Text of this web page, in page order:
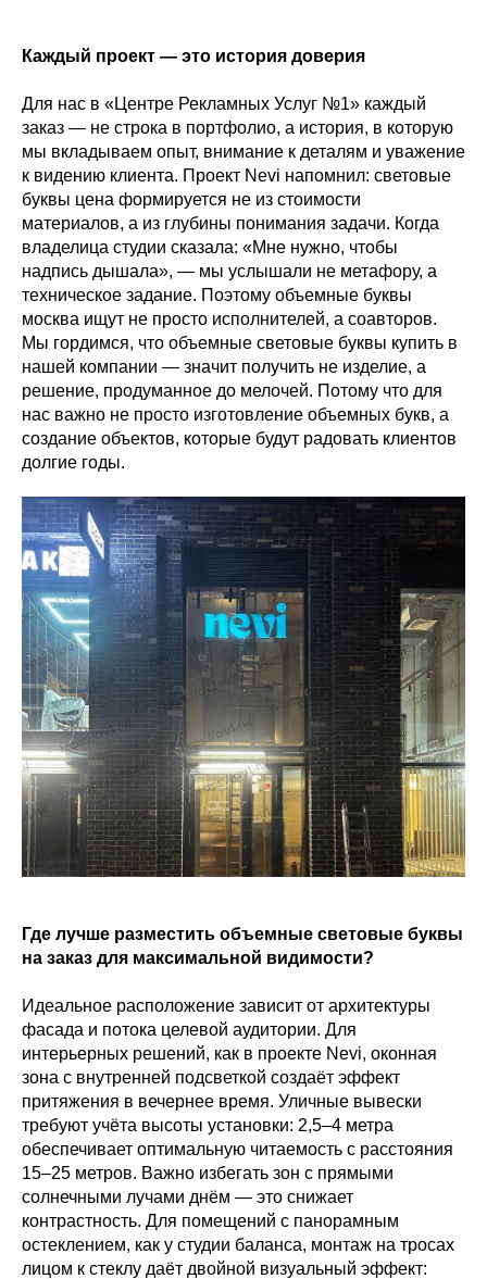
Каждый проект — это история доверия
Для нас в «Центре Рекламных Услуг №1» каждый
заказ — не строка в портфолио, а история, в которую
мы вкладываем опыт, внимание к деталям и уважение
к видению клиента. Проект Nevi напомнил: световые
буквы цена формируется не из стоимости
материалов, а из глубины понимания задачи. Когда
владелица студии сказала: «Мне нужно, чтобы
надпись дышала», — мы услышали не метафору, а
техническое задание. Поэтому объемные буквы
москва ищут не просто исполнителей, а соавторов.
Мы гордимся, что объемные световые буквы купить в
нашей компании — значит получить не изделие, а
решение, продуманное до мелочей. Потому что для
нас важно не просто изготовление объемных букв, а
создание объектов, которые будут радовать клиентов
долгие годы.
Где лучше разместить объемные световые буквы
на заказ для максимальной видимости?
Идеальное расположение зависит от архитектуры
фасада и потока целевой аудитории. Для
интерьерных решений, как в проекте Nevi, оконная
зона с внутренней подсветкой создаёт эффект
притяжения в вечернее время. Уличные вывески
требуют учёта высоты установки: 2,5–4 метра
обеспечивает оптимальную читаемость с расстояния
15–25 метров. Важно избегать зон с прямыми
солнечными лучами днём — это снижает
контрастность. Для помещений с панорамным
остеклением, как у студии баланса, монтаж на тросах
лицом к стеклу даёт двойной визуальный эффект: